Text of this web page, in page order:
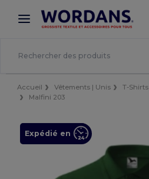
× Appli Wordans
Meilleurs prix sur l’app !
Accueil Vêtements | Unis T-Shirts
Malfini 203
Expédié en